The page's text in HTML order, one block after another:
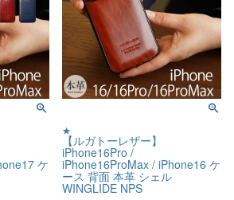
ケ
★
【ルガトーレザー】
iPhone16Pro /
iPhone16ProMax / iPhone16 ケ
ース 背面 本革 シェル
WINGLIDE NPS